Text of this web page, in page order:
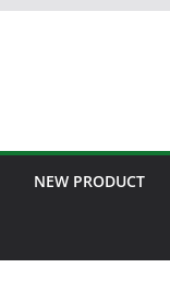
NEW PRODUCT